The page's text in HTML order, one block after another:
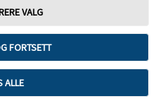
Libre, og relaterte merkevarer eies
VALG
FORTSETT
ALLE